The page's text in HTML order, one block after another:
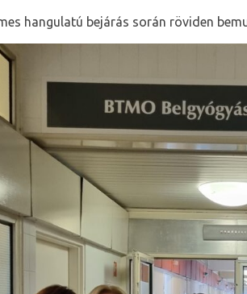
hangulatú bejárás során röviden